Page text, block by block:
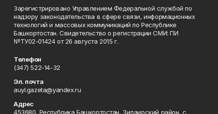
Зарегистрировано Управлением Федеральной службой по
надзору законодательства в сфере связи, информационных
технологий и массовых коммуникаций по Республике
Башкортостан. Свидетельство о регистрации СМИ: ПИ
№ТУ02-01424 от 26 августа 2015 г.
Телефон
(347) 522-14-32
Эл. почта
auyl.gazeta@yandex.ru
Адрес
453680, Республика Башкортостан, Зилаирский район, с.